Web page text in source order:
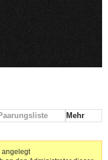
Mehr
angelegt